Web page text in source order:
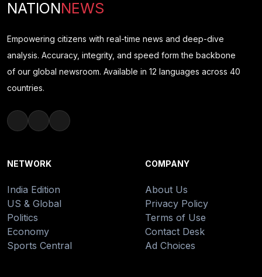
NATIONNEWS
Empowering citizens with real-time news and deep-dive
analysis. Accuracy, integrity, and speed form the backbone
of our global newsroom. Available in 12 languages across 40
countries.
NETWORK
India Edition
US & Global
Politics
Economy
Sports Central
COMPANY
About Us
Privacy Policy
Terms of Use
Contact Desk
Ad Choices